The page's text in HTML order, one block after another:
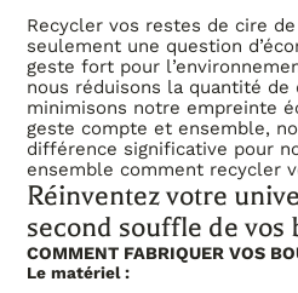
Recycler vos restes de cire de
seulement une question
geste fort pour
nous réduisons la quantité de
minimisons notre empreinte
geste compte et ensemble,
différence significative pour
ensemble comment recycler
Réinventez votre
second souffle de vos
COMMENT FABRIQUER VOS
Le matériel :